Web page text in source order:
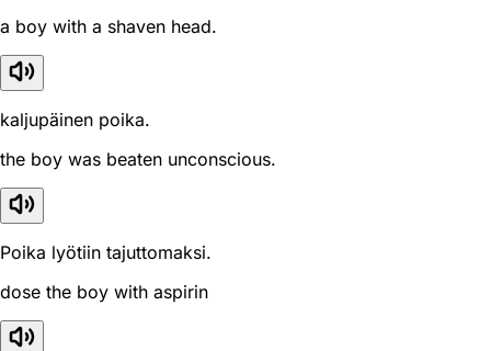
a boy with a shaven head.
kaljupäinen poika.
the boy was beaten unconscious.
Poika lyötiin tajuttomaksi.
dose the boy with aspirin